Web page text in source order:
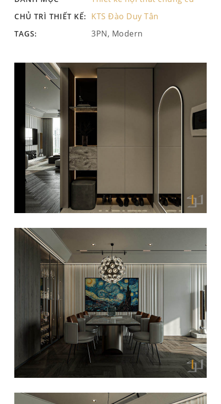
CHỦ TRÌ THIẾT KẾ: KTS Đào Duy Tân
TAGS: 3PN, Modern